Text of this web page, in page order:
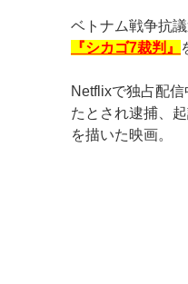
ベトナム戦争抗
『シカゴ7裁判』
Netflixで独占配
たとされ逮捕、
を描いた映画。